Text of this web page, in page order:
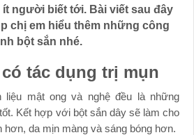
người biết tới. Bài viết sau đây
chị em hiểu thêm những công
bột sắn nhé.
tác dụng trị mụn
liệu mật ong và nghệ đều là những
Kết hợp với bột sắn dây sẽ làm cho
hơn, da mịn màng và sáng bóng hơn.